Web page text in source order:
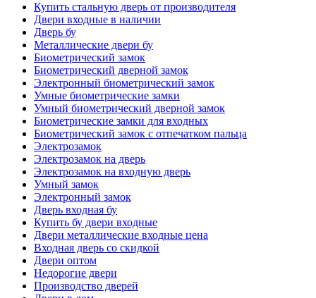
Купить стальную дверь от производителя
Двери входные в наличии
Дверь бу
Металлические двери бу
Биометрический замок
Биометрический дверной замок
Электронный биометрический замок
Умные биометрические замки
Умный биометрический дверной замок
Биометрические замки для входных
Биометрический замок с отпечатком пальца
Электрозамок
Электрозамок на дверь
Электрозамок на входную дверь
Умный замок
Электронный замок
Дверь входная бу
Купить бу двери входные
Двери металлические входные цена
Входная дверь со скидкой
Двери оптом
Недорогие двери
Производство дверей